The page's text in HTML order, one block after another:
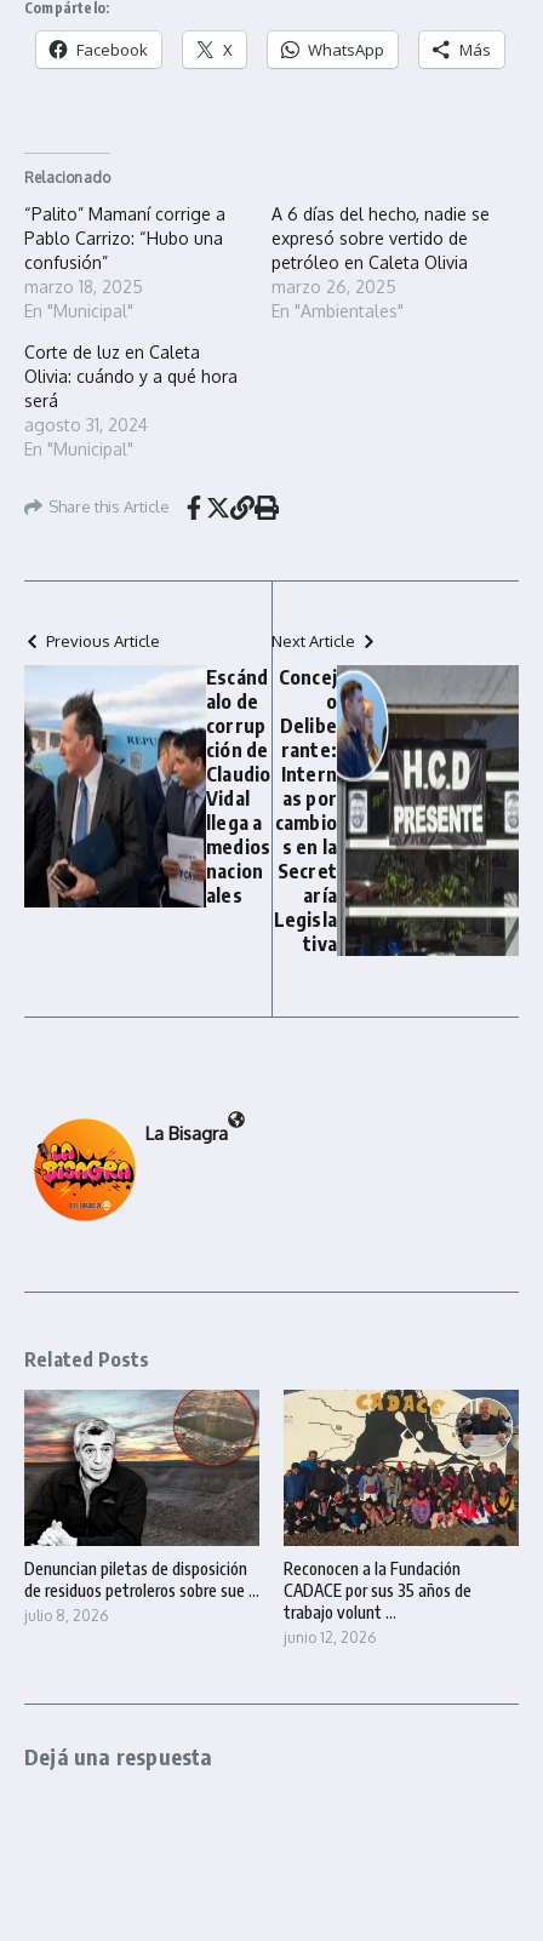
Compártelo:
Facebook X WhatsApp Más
Relacionado
“Palito” Mamaní corrige a
Pablo Carrizo: “Hubo una
confusión”
marzo 18, 2025
En "Municipal"
A 6 días del hecho, nadie se
expresó sobre vertido de
petróleo en Caleta Olivia
marzo 26, 2025
En "Ambientales"
Corte de luz en Caleta
Olivia: cuándo y a qué hora
será
agosto 31, 2024
En "Municipal"
Share this Article
Previous Article
Escánd
alo de
corrup
ción de
Claudio
Vidal
llega a
medios
nacion
ales
Next Article
Concej
o
Delibe
rante:
Intern
as por
cambio
s en la
Secret
aría
Legisla
tiva
La Bisagra
Related Posts
Denuncian piletas de disposición
de residuos petroleros sobre sue ...
julio 8, 2026
Reconocen a la Fundación
CADACE por sus 35 años de
trabajo volunt ...
junio 12, 2026
Dejá una respuesta